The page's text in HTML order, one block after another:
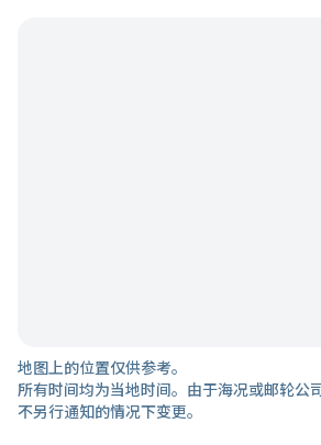
地图上的位置仅供参考。
所有时间均为当地时间。由于海况或邮轮公
不另行通知的情况下变更。